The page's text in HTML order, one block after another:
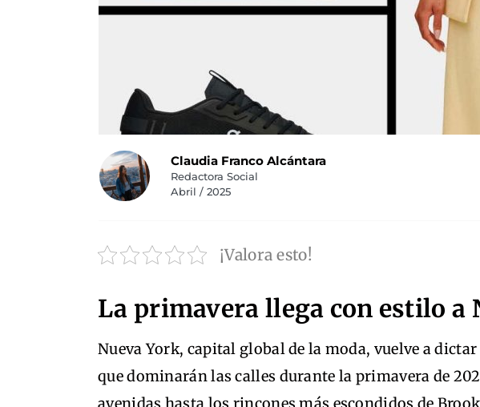
Claudia Franco Alcántara
Redactora Social
Abril / 2025
¡Valora esto!
La primavera llega con estilo a
Nueva York, capital global de la moda, vuelve a
que dominarán las calles durante la primavera de